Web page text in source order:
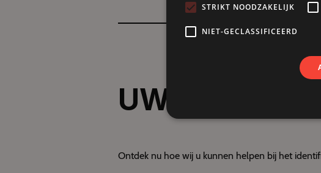
UW
Ontdek nu hoe wij u kunnen helpen bij het
STRIKT NOODZAKELIJK
NIET-GECLASSIFICEERD